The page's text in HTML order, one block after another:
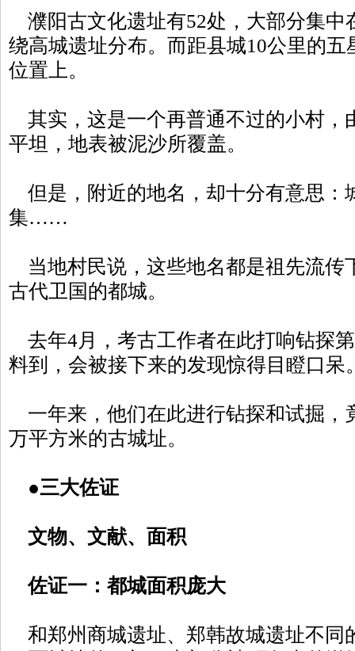
濮阳古文化遗址有52处，大部分集中
绕高城遗址分布。而距县城10公里的
位置上。
其实，这是一个再普通不过的小村，
平坦，地表被泥沙所覆盖。
但是，附近的地名，却十分有意思：
集……
当地村民说，这些地名都是祖先流传
古代卫国的都城。
去年4月，考古工作者在此打响钻探
料到，会被接下来的发现惊得目瞪口呆
一年来，他们在此进行钻探和试掘，
万平方米的古城址。
●三大佐证
文物、文献、面积
佐证一：都城面积庞大
和郑州商城遗址、郑韩故城遗址不同